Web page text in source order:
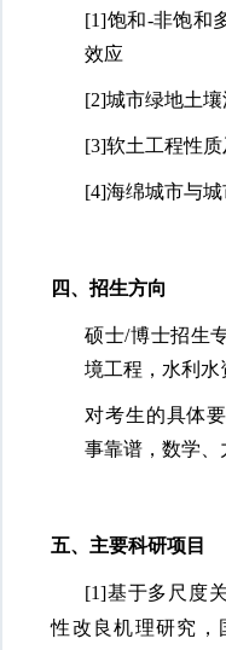
[1]饱和-非饱和
效应
[2]城市绿地土
[3]软土工程性
[4]海绵城市与
四、招生方向
硕士/博士招生
境工程，水利水
对考生的具体
事靠谱，数学、
五、主要科研项目
[1]基于多尺度
性改良机理研究，